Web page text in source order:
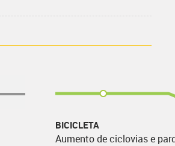
BICICLETA
Aumento de ciclovias e